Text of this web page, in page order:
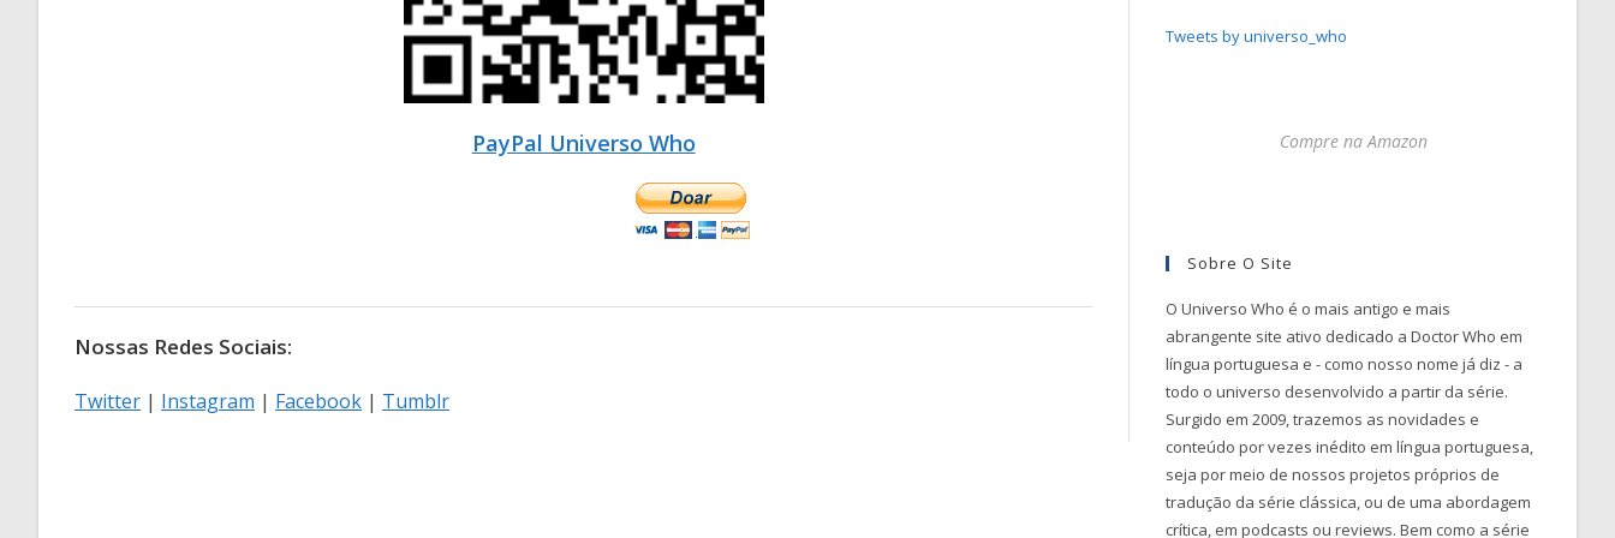
PayPal Universo Who
Nossas Redes Sociais:
Twitter | Instagram | Facebook | Tumblr
Tweets by universo_who
Compre na Amazon
Sobre O Site
O Universo Who é o mais antigo e mais
abrangente site ativo dedicado a Doctor Who em
língua portuguesa e - como nosso nome já diz - a
todo o universo desenvolvido a partir da série.
Surgido em 2009, trazemos as novidades e
conteúdo por vezes inédito em língua portuguesa,
seja por meio de nossos projetos próprios de
tradução da série clássica, ou de uma abordagem
crítica, em podcasts ou reviews. Bem como a série